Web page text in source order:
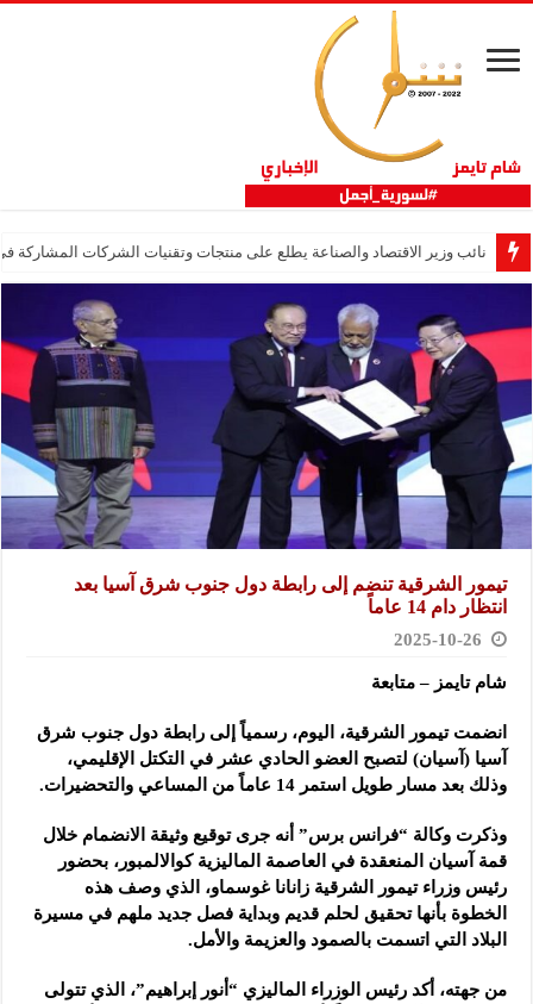
نائب وزير الاقتصاد والصناعة يطلع على منتجات وتقنيات الشركات المشاركة في
تيمور الشرقية تنضم إلى رابطة دول جنوب شرق آسيا بعد
انتظار دام 14 عاماً
2025-10-26
شام تايمز – متابعة
انضمت تيمور الشرقية، اليوم، رسمياً إلى رابطة دول جنوب شرق
آسيا (آسيان) لتصبح العضو الحادي عشر في التكتل الإقليمي،
وذلك بعد مسار طويل استمر 14 عاماً من المساعي والتحضيرات.
وذكرت وكالة “فرانس برس” أنه جرى توقيع وثيقة الانضمام خلال
قمة آسيان المنعقدة في العاصمة الماليزية كوالالمبور، بحضور
رئيس وزراء تيمور الشرقية زانانا غوسماو، الذي وصف هذه
الخطوة بأنها تحقيق لحلم قديم وبداية فصل جديد ملهم في مسيرة
البلاد التي اتسمت بالصمود والعزيمة والأمل.
من جهته، أكد رئيس الوزراء الماليزي “أنور إبراهيم”، الذي تتولى